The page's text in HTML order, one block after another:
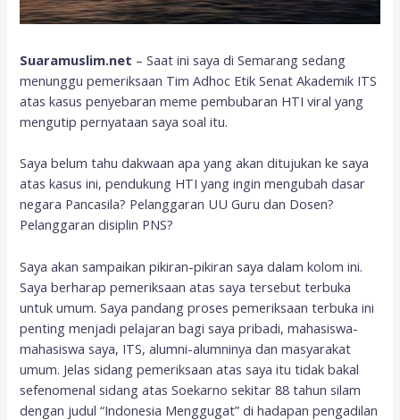
Suaramuslim.net – Saat ini saya di Semarang sedang
menunggu pemeriksaan Tim Adhoc Etik Senat Akademik ITS
atas kasus penyebaran meme pembubaran HTI viral yang
mengutip pernyataan saya soal itu.
Saya belum tahu dakwaan apa yang akan ditujukan ke saya
atas kasus ini, pendukung HTI yang ingin mengubah dasar
negara Pancasila? Pelanggaran UU Guru dan Dosen?
Pelanggaran disiplin PNS?
Saya akan sampaikan pikiran-pikiran saya dalam kolom ini.
Saya berharap pemeriksaan atas saya tersebut terbuka
untuk umum. Saya pandang proses pemeriksaan terbuka ini
penting menjadi pelajaran bagi saya pribadi, mahasiswa-
mahasiswa saya, ITS, alumni-alumninya dan masyarakat
umum. Jelas sidang pemeriksaan atas saya itu tidak bakal
sefenomenal sidang atas Soekarno sekitar 88 tahun silam
dengan judul “Indonesia Menggugat” di hadapan pengadilan